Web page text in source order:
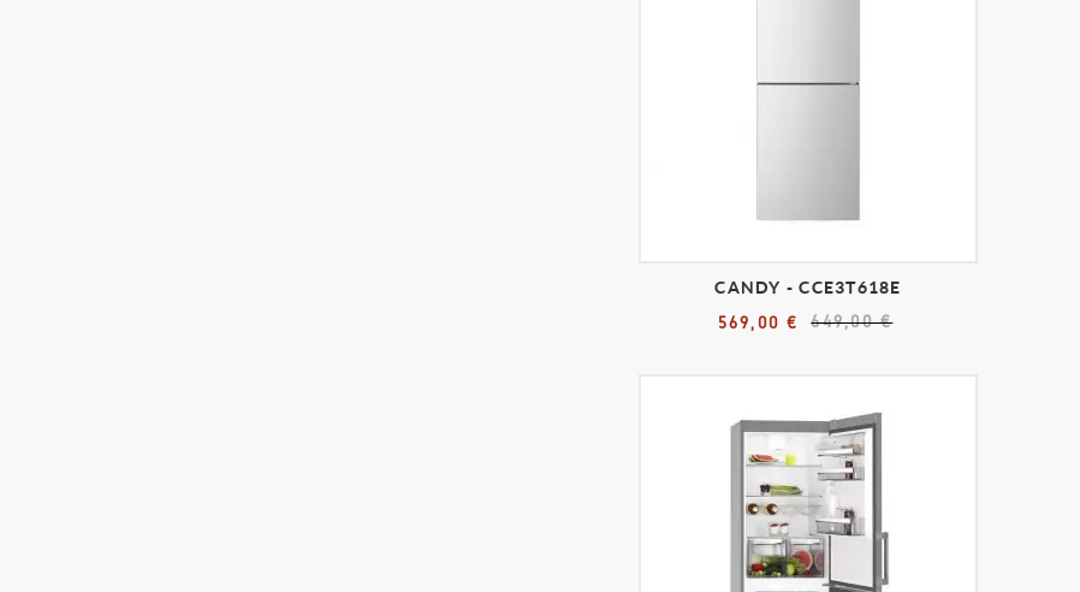
CANDY - CCE3T618E
569,00 € 649,00 €